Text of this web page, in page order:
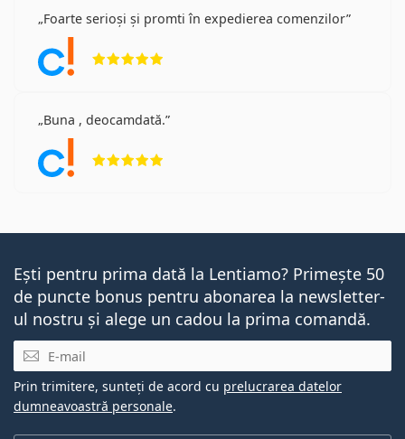
Foarte serioși și promti în expedierea comenzilor
Buna , deocamdată.
Ești pentru prima dată la Lentiamo? Primește 50
de puncte bonus pentru abonarea la newsletter-
ul nostru și alege un cadou la prima comandă.
E-mail
Prin trimitere, sunteți de acord cu prelucrarea datelor
dumneavoastră personale.